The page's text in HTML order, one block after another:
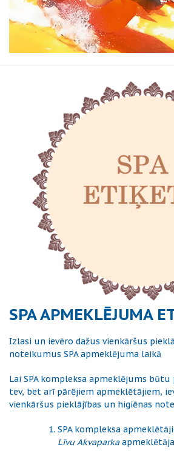
SPA APMEKLĒJUMA
Izlasi un ievēro dažus vienkāršus
noteikumus SPA apmeklējuma laikā
Lai SPA kompleksa apmeklējums
tev, bet arī pārējiem apmeklētājiem,
vienkāršus pieklājības un higiēnas
SPA kompleksa
Līvu Akvaparka